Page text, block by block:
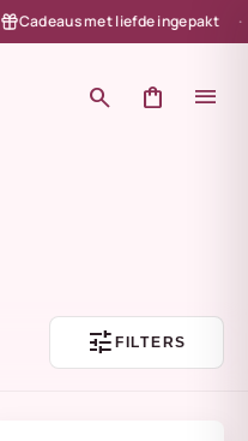
Cadeaus met liefde ingepakt
search shopping_bag menu
tuneFILTERS